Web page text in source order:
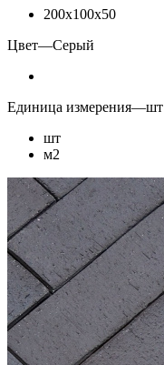
200х100х50
Цвет—Серый
Единица измерения—шт
шт
м2